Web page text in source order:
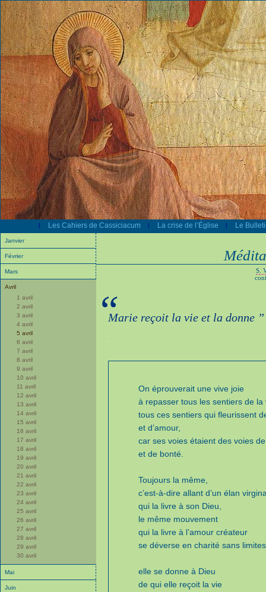
| Les Cahiers de Cassiciacum | La crise de l’Église | Le
Janvier
Février
Mars
Avril
1 avril
2 avril
3 avril
4 avril
5 avril
6 avril
7 avril
8 avril
9 avril
10 avril
11 avril
12 avril
13 avril
14 avril
15 avril
16 avril
17 avril
18 avril
19 avril
20 avril
21 avril
22 avril
23 avril
24 avril
25 avril
26 avril
27 avril
28 avril
29 avril
30 avril
Mai
Juin
S.
“
Marie reçoit la vie et la donne ”
On éprouverait une vive joie
à repasser tous les sentiers de la
tous ces sentiers qui fleurissent
et d’amour,
car ses voies étaient des voies
et de bonté.
Toujours la même,
c’est-à-dire allant d’un élan
qui la livre à son Dieu,
le même mouvement
qui la livre à l’amour créateur
se déverse en charité sans
elle se donne à Dieu
de qui elle reçoit la vie